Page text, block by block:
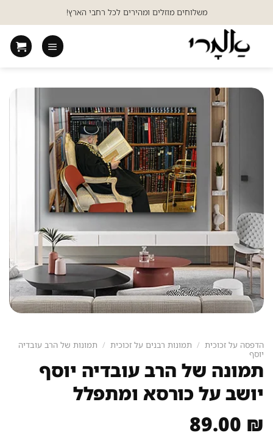
to
content
משלוחים מוזלים ומהירים לכל רחבי הארץ!
הדפסה על זכוכית / תמונות רבנים על זכוכית / תמונות של הרב עובדיה
יוסף
תמונה של הרב עובדיה יוסף
יושב על כורסא ומתפלל
89.00 ₪